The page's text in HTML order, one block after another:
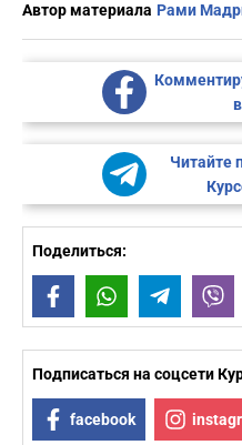
Автор материала Рами
Читайте
Поделиться:
FacebookWhatsAppTelegram
Подписаться на соцсети
facebook